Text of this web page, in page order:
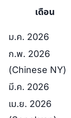
เดือน
ม.ค. 2026
ก.พ. 2026
(Chinese NY)
มี.ค. 2026
เม.ย. 2026